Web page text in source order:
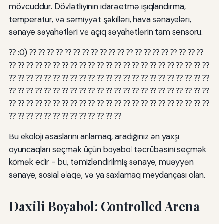
mövcuddur. Dövlətliyinin idarəetmə işıqlandırma,
temperatur, və səmiyyət şəkilləri, hava sənayeləri,
sənaye səyahətləri və açıq səyahətlərin tam sensoru.
⁇ :0) ⁇ ⁇ ⁇ ⁇ ⁇ ⁇ ⁇ ⁇ ⁇ ⁇ ⁇ ⁇ ⁇ ⁇ ⁇ ⁇ ⁇ ⁇ ⁇ ⁇
⁇ ⁇ ⁇ ⁇ ⁇ ⁇ ⁇ ⁇ ⁇ ⁇ ⁇ ⁇ ⁇ ⁇ ⁇ ⁇ ⁇ ⁇ ⁇ ⁇ ⁇ ⁇ ⁇
⁇ ⁇ ⁇ ⁇ ⁇ ⁇ ⁇ ⁇ ⁇ ⁇ ⁇ ⁇ ⁇ ⁇ ⁇ ⁇ ⁇ ⁇ ⁇ ⁇ ⁇ ⁇ ⁇
⁇ ⁇ ⁇ ⁇ ⁇ ⁇ ⁇ ⁇ ⁇ ⁇ ⁇ ⁇ ⁇ ⁇ ⁇ ⁇ ⁇ ⁇ ⁇ ⁇ ⁇ ⁇ ⁇
⁇ ⁇ ⁇ ⁇ ⁇ ⁇ ⁇ ⁇ ⁇ ⁇ ⁇ ⁇ ⁇ ⁇ ⁇ ⁇ ⁇ ⁇ ⁇ ⁇ ⁇ ⁇ ⁇
⁇ ⁇ ⁇ ⁇ ⁇ ⁇ ⁇ ⁇ ⁇ ⁇ ⁇ ⁇ ⁇
Bu ekoloji əsaslarını anlamaq, aradığınız ən yaxşı
oyuncaqları seçmək üçün boyabol təcrübəsini seçmək
kömək edir - bu, təmizləndirilmiş sənaye, müəyyən
sənaye, sosial əlaqə, və ya saxlamaq meydançası olan.
Daxili Boyabol: Controlled Arena